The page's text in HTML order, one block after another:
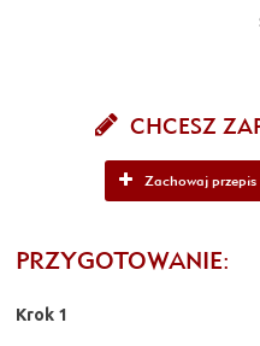
CHCESZ
Zachowaj przepis
PRZYGOTOWANIE:
Krok 1